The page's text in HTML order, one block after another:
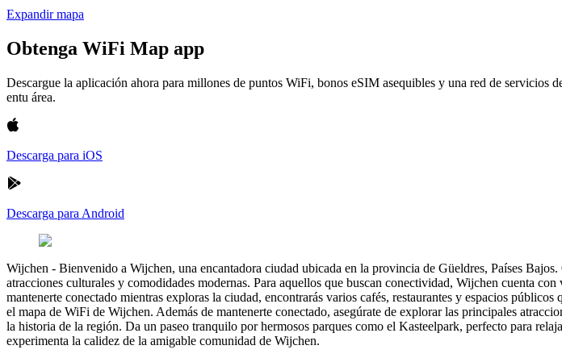
Expandir mapa
Obtenga WiFi Map app
Descargue la aplicación ahora para millones de puntos WiFi, bonos eSIM asequibles y una red de
entu área.
Descarga para iOS
Descarga para Android
Wijchen - Bienvenido a Wijchen, una encantadora ciudad ubicada en la provincia de Güeldres, Países
atracciones culturales y comodidades modernas. Para aquellos que buscan conectividad, Wijchen cuenta
mantenerte conectado mientras exploras la ciudad, encontrarás varios cafés, restaurantes y espacios
el mapa de WiFi de Wijchen. Además de mantenerte conectado, asegúrate de explorar las principales
la historia de la región. Da un paseo tranquilo por hermosos parques como el Kasteelpark, perfecto para
experimenta la calidez de la amigable comunidad de Wijchen.